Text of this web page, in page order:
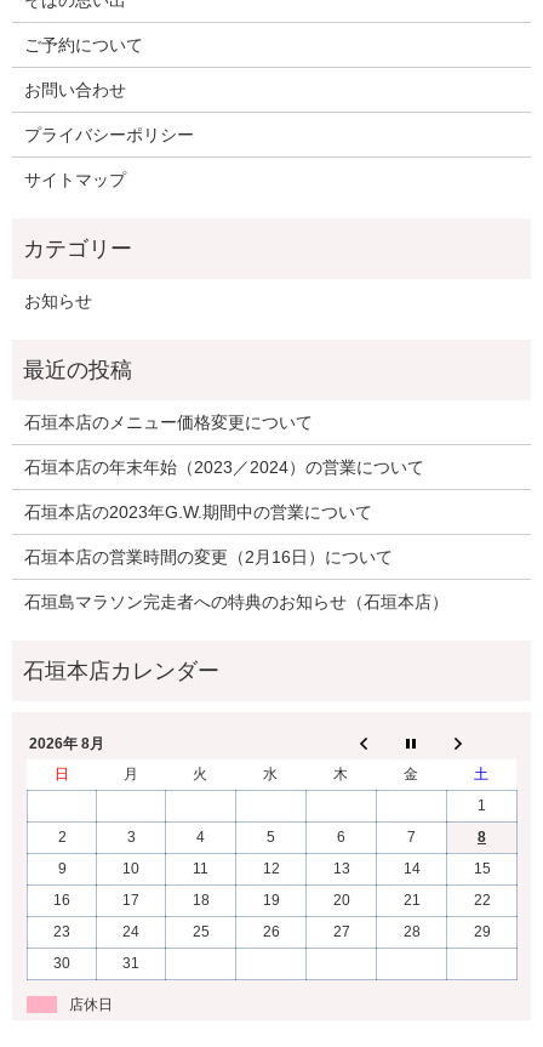
ご予約について
お問い合わせ
プライバシーポリシー
サイトマップ
お知らせ
石垣本店のメニュー価格変更について
石垣本店の年末年始（2023／2024）の営業について
石垣本店の2023年G.W.期間中の営業について
石垣本店の営業時間の変更（2月16日）について
石垣島マラソン完走者への特典のお知らせ（石垣本店）
2026年 8月
日
月 火 水 木 金
土
1
2
3 4 5 6 7
8
9
10 11 12 13 14
15
16
17 18 19 20 21
22
23
24 25 26 27 28
29
30
31
店休日